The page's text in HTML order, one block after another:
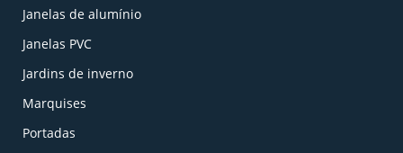
Janelas de alumínio
Janelas PVC
Jardins de inverno
Marquises
Portadas